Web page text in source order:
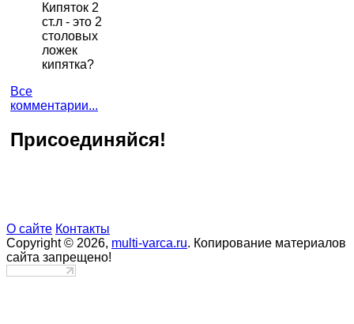
Кипяток 2
ст.л - это 2
столовых
ложек
кипятка?
Все
комментарии...
Присоединяйся!
О сайте Контакты
Copyright © 2026, multi-varca.ru. Копирование материалов
сайта запрещено!